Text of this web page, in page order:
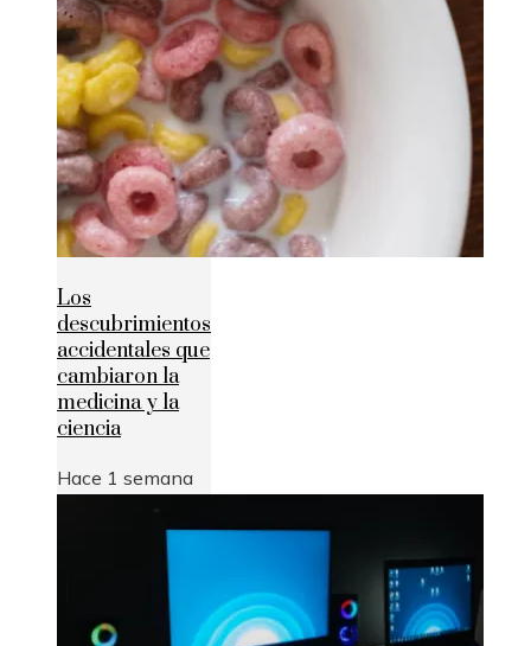
Los
descubrimientos
accidentales que
cambiaron la
medicina y la
ciencia
Hace 1 semana